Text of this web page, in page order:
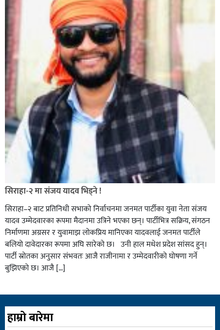
सिराहा-२ मा संजय यादव भिड्ने !
सिराहा–२ बाट प्रतिनिधी सभाको निर्वाचनमा जनमत पार्टीका युवा नेता संजय
यादव उम्मेदवारका रूपमा मैदानमा उत्रिने भएका छन्। पार्टीभित्र सक्रिय, संगठन
निर्माणमा अग्रसर र युवामाझ लोकप्रिय मानिएका यादवलाई जनमत पार्टीले
बलियो दावेदारका रूपमा अघि सारेको छ। उनी हाल मधेश प्रदेश सांसद हुन्।
पार्टी स्रोतका अनुसार संभवतः आजै राजीनामा र उम्मेदवारीको घोषणा गर्ने
बुझिएको छ। आजै […]
हाम्रो बारेमा